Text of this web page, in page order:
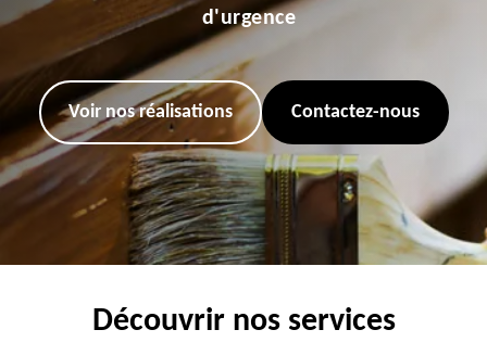
d'urgence
Voir nos réalisations Contactez-nous
Découvrir nos services